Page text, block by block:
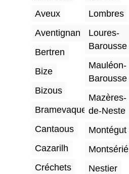
Aveux
Aventignan
Bertren
Bize
Bizous
Bramevaque
Cantaous
Cazarilh
Créchets
Lombres
Loures-
Barousse
Mauléon-
Barousse
Mazères-
de-Neste
Montégut
Montsérié
Nestier